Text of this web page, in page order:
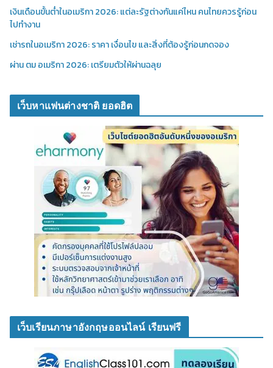
เงินเดือนขั้นต่ำในอเมริกา 2026: แต่ละรัฐต่างกันแค่ไหน คนไทยควรรู้ก่อน
ไปทำงาน
เช่ารถในอเมริกา 2026: ราคา เงื่อนไข และสิ่งที่ต้องรู้ก่อนกดจอง
ผ่าน ตม อเมริกา 2026: เตรียมตัวให้ผ่านฉลุย
เว็บหาแฟนต่างชาติ ยอดฮิต
เว็บเรียนภาษาอังกฤษออนไลน์ เรียนฟรี